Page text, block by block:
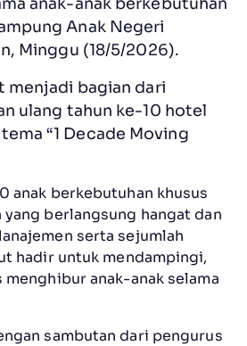
Anak Negeri
Minggu (18/5/2026).
menjadi bagian dari
ulang tahun ke-10 hotel
“1 Decade Moving
anak berkebutuhan khusus
berlangsung hangat dan
serta sejumlah
hadir untuk mendampingi,
menghibur anak-anak selama
sambutan dari pengurus